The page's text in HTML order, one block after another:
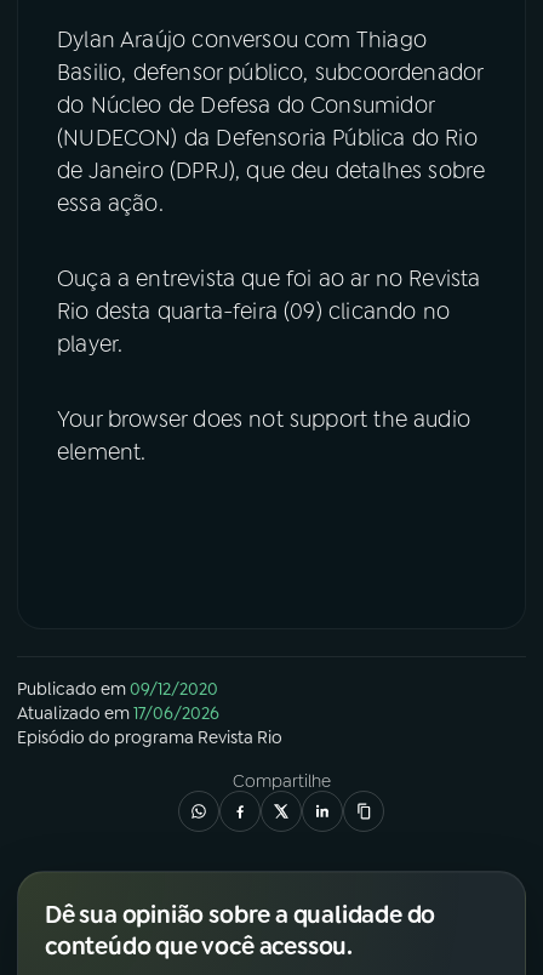
Dylan Araújo conversou com Thiago
Basilio, defensor público, subcoordenador
do Núcleo de Defesa do Consumidor
(NUDECON) da Defensoria Pública do Rio
de Janeiro (DPRJ), que deu detalhes sobre
essa ação.
Ouça a entrevista que foi ao ar no Revista
Rio desta quarta-feira (09) clicando no
player.
Your browser does not support the audio
element.
Publicado em09/12/2020
Atualizado em17/06/2026
Episódio do programa Revista Rio
Compartilhe
Dê sua opinião sobre a qualidade do
conteúdo que você acessou.